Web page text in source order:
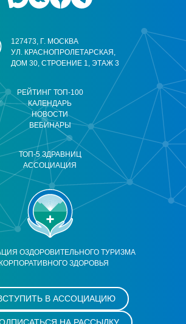
ОЗДОРОВИТЕЛЬНОГО ТУРИЗМА
ЗДОРОВЬЯ
РЕЙТИНГ ТОП-100
КАЛЕНДАРЬ
НОВОСТИ
ВЕБИНАРЫ
ТОП-5 ЗДРАВНИЦ
АССОЦИАЦИЯ
127473, Г. МОСКВА
УЛ. КРАСНОПРОЛЕТАРСКАЯ,
ДОМ 30, СТРОЕНИЕ 1, ЭТАЖ 3
В АССОЦИАЦИЮ